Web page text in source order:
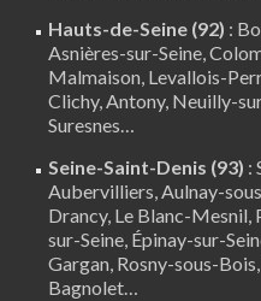
Hauts-de-Seine (92) :
Asnières-sur-Seine,
Malmaison, Levallois-
Clichy, Antony, Neuilly-
Suresnes…
Seine-Saint-Denis (93) :
Aubervilliers, Aulnay-
Drancy, Le Blanc-Mesnil,
sur-Seine, Épinay-sur-
Gargan, Rosny-sous-
Bagnolet…